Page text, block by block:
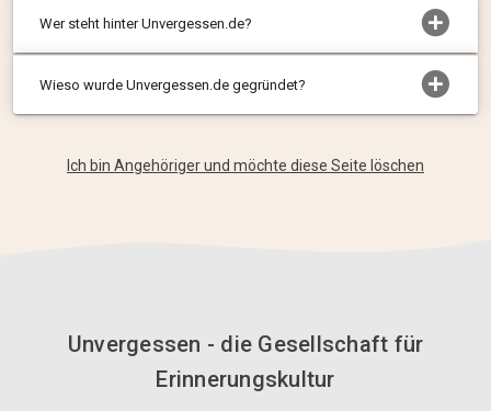
Wer steht hinter Unvergessen.de?
Wieso wurde Unvergessen.de gegründet?
Ich bin Angehöriger und möchte diese Seite löschen
Unvergessen - die Gesellschaft für
Erinnerungskultur